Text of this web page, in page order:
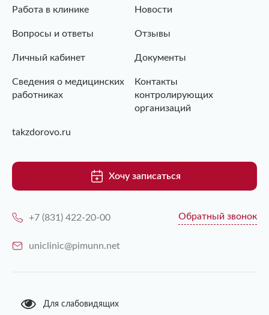
Работа в клинике Новости
Вопросы и ответы Отзывы
Личный кабинет Документы
Сведения о медицинских
работниках
Контакты
контролирующих
организаций
takzdorovo.ru
Хочу записаться
+7 (831) 422-20-00 Обратный звонок
uniclinic@pimunn.net
Для слабовидящих